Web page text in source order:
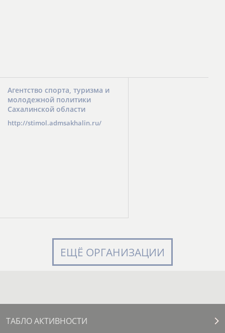
Агентство спорта, туризма и
молодежной политики
Сахалинской области
http://stimol.admsakhalin.ru/
ЕЩЁ ОРГАНИЗАЦИИ
ТАБЛО АКТИВНОСТИ